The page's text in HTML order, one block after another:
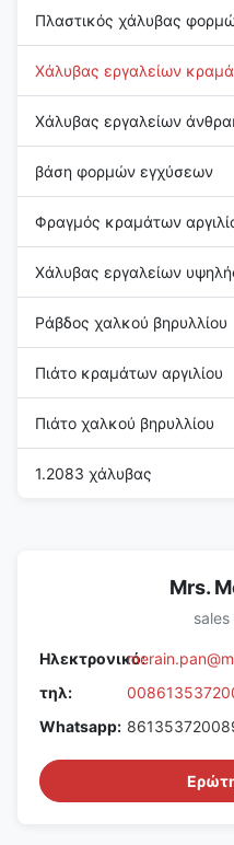
Πλαστικός χάλυβας
Χάλυβας εργαλείων
Χάλυβας εργαλείων
βάση φορμών εγχύσεων
Φραγμός κραμάτων
Χάλυβας εργαλείων
Ράβδος χαλκού βηρυλλίου
Πιάτο κραμάτων αργιλίου
Πιάτο χαλκού βηρυλλίου
1.2083 χάλυβας
Mrs.
Ηλεκτρονικό:
τηλ:
Whatsapp: